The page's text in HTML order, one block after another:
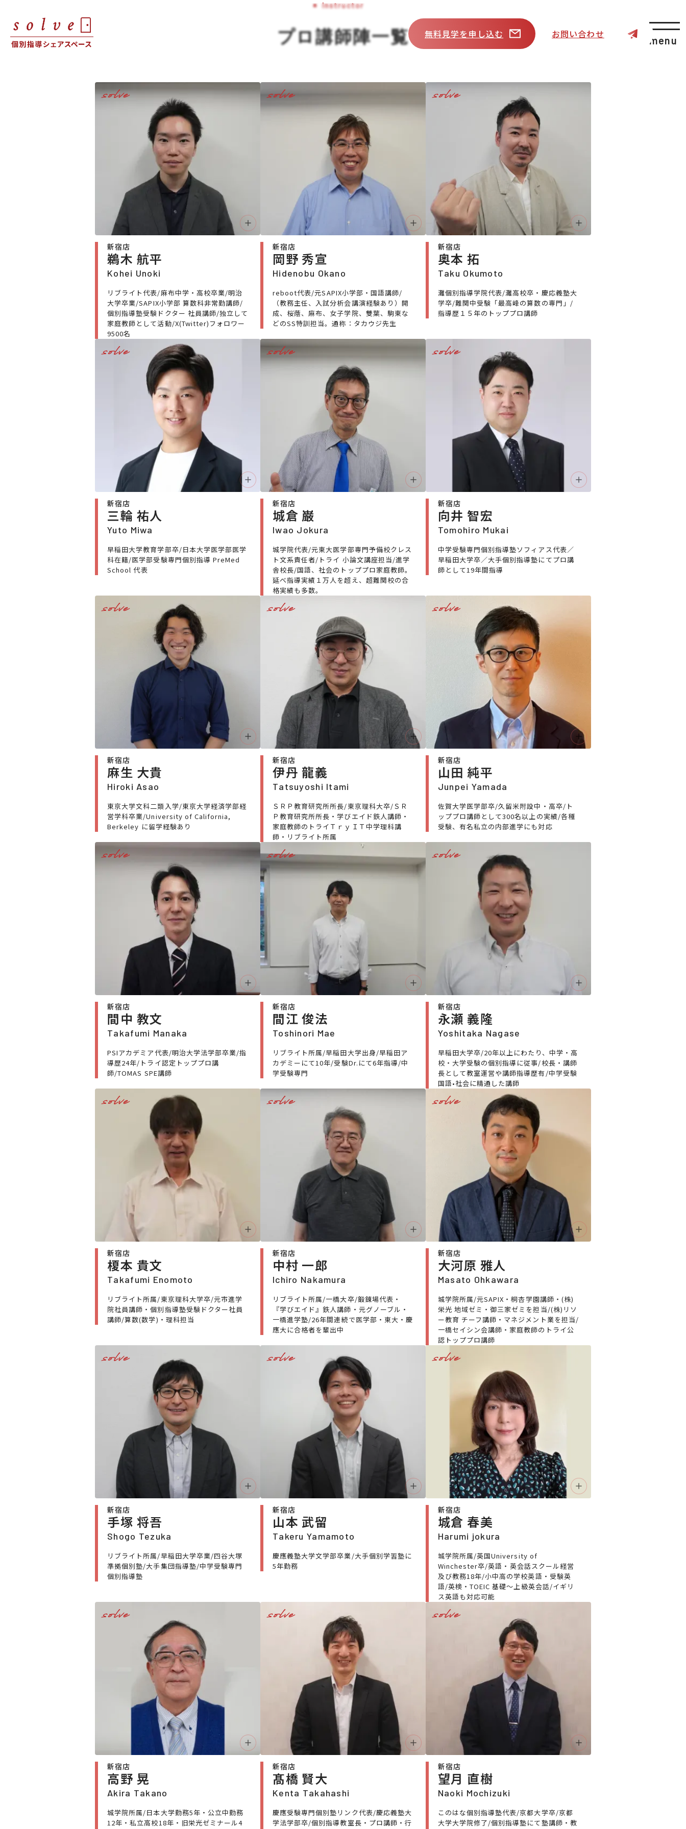
無料見学を申し込む お問い合わせ
menu
Instructor
プロ講師陣一覧
solve
新宿店
鵜木 航平
Kohei Unoki
リブライト代表/麻布中学・高校卒業/明治
大学卒業/SAPIX小学部 算数科非常勤講師/
個別指導塾受験ドクター 社員講師/独立して
家庭教師として活動/X(Twitter)フォロワー
9500名
solve
新宿店
岡野 秀宣
Hidenobu Okano
reboot代表/元SAPIX小学部・国語講師/
（教務主任、入試分析会講演経験あり）開
成、桜蔭、麻布、女子学院、雙葉、駒東な
どのSS特訓担当。通称：タカウジ先生
solve
新宿店
奥本 拓
Taku Okumoto
灘個別指導学院代表/灘高校卒・慶応義塾大
学卒/難関中受験「最高峰の算数の専門」/
指導歴１５年のトッププロ講師
solve
新宿店
三輪 祐人
Yuto Miwa
早稲田大学教育学部卒/日本大学医学部医学
科在籍/医学部受験専門個別指導 PreMed
School 代表
solve
新宿店
城倉 巌
Iwao Jokura
城学院代表/元東大医学部専門予備校クレス
ト文系責任者/トライ 小論文講座担当/進学
舎校長/国語、社会のトッププロ家庭教師。
延べ指導実績１万人を超え、超難関校の合
格実績も多数。
solve
新宿店
向井 智宏
Tomohiro Mukai
中学受験専門個別指導塾ソフィアス代表／
早稲田大学卒／大手個別指導塾にてプロ講
師として19年間指導
solve
新宿店
麻生 大貴
Hiroki Asao
東京大学文科二類入学/東京大学経済学部経
営学科卒業/University of California,
Berkeley に留学経験あり
solve
新宿店
伊丹 龍義
Tatsuyoshi Itami
ＳＲＰ教育研究所所長/東京理科大卒/ＳＲ
Ｐ教育研究所所長・学びエイド鉄人講師・
家庭教師のトライＴｒｙＩＴ中学理科講
師・リブライト所属
solve
新宿店
山田 純平
Junpei Yamada
佐賀大学医学部卒/久留米附設中・高卒/ト
ッププロ講師として300名以上の実績/各種
受験、有名私立の内部進学にも対応
solve
新宿店
間中 教文
Takafumi Manaka
PSIアカデミア代表/明治大学法学部卒業/指
導歴24年/トライ認定トッププロ講
師/TOMAS SPE講師
solve
新宿店
間江 俊法
Toshinori Mae
リブライト所属/早稲田大学出身/早稲田ア
カデミーにて10年/受験Dr.にて6年指導/中
学受験専門
solve
新宿店
永瀬 義隆
Yoshitaka Nagase
早稲田大学卒/20年以上にわたり、中学・高
校・大学受験の個別指導に従事/校長・講師
長として教室運営や講師指導歴有/中学受験
国語•社会に精通した講師
solve
新宿店
榎本 貴文
Takafumi Enomoto
リブライト所属/東京理科大学卒/元市進学
院社員講師・個別指導塾受験ドクター社員
講師/算数(数学)・理科担当
solve
新宿店
中村 一郎
Ichiro Nakamura
リブライト所属/一橋大卒/鍛錬場代表・
『学びエイド』鉄人講師・元グノーブル・
一橋進学塾/26年間連続で医学部・東大・慶
應大に合格者を輩出中
solve
新宿店
大河原 雅人
Masato Ohkawara
城学院所属/元SAPIX・桐杏学園講師・(株)
栄光 地域ゼミ・御三家ゼミを担当/(株)リソ
ー教育 チーフ講師・マネジメント業を担当/
一橋セイシン会講師・家庭教師のトライ公
認トッププロ講師
solve
新宿店
手塚 将吾
Shogo Tezuka
リブライト所属/早稲田大学卒業/四谷大塚
準拠個別塾/大手集団指導塾/中学受験専門
個別指導塾
solve
新宿店
山本 武留
Takeru Yamamoto
慶應義塾大学文学部卒業/大手個別学習塾に
5年勤務
solve
新宿店
城倉 春美
Harumi jokura
城学院所属/英国University of
Winchester卒/英語・英会話スクール経営
及び教務18年/小中高の学校英語・受験英
語/英検・TOEIC 基礎〜上級英会話/イギリ
ス英語も対応可能
solve
新宿店
高野 晃
Akira Takano
城学院所属/日本大学勤務5年・公立中勤務
12年・私立高校18年・旧栄光ゼミナール4
solve
新宿店
髙橋 賢大
Kenta Takahashi
慶應受験専門個別塾リンク代表/慶応義塾大
学法学部卒/個別指導教室長・プロ講師・行
solve
新宿店
望月 直樹
Naoki Mochizuki
このはな個別指導塾代表/京都大学卒/京都
大学大学院修了/個別指導塾にて塾講師・教